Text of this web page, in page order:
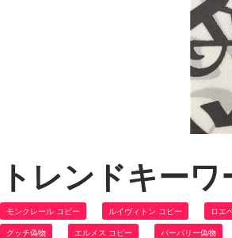
トレンドキーワ
モンクレール コピー ルイヴィトン コピー ロエ
グッチ偽物 エルメス コピー バーバリー偽物